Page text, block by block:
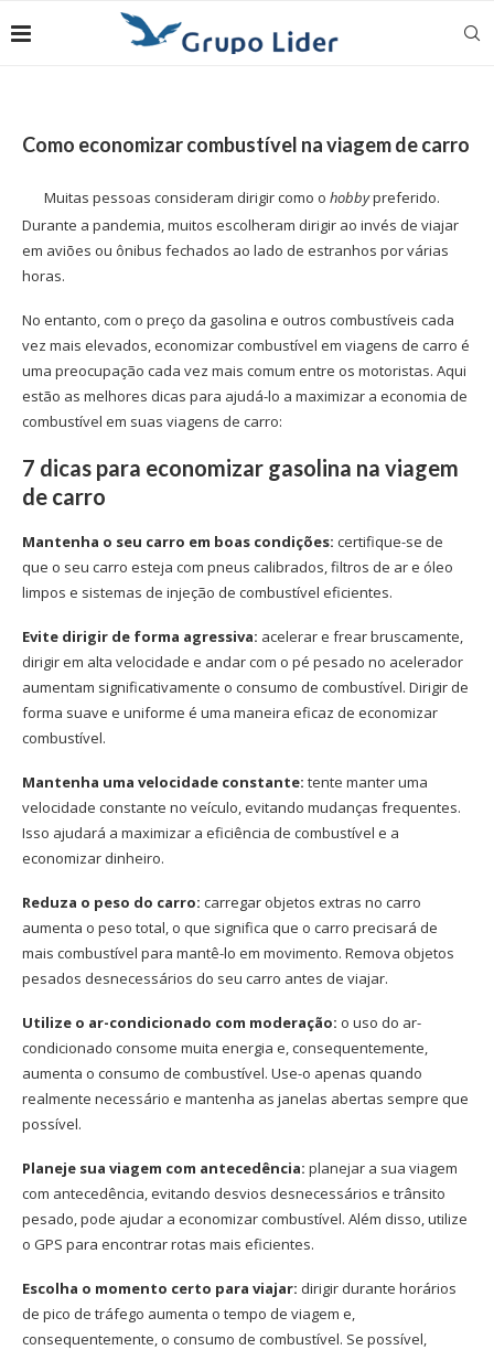
Como economizar combustível na viagem de carro
Muitas pessoas consideram dirigir como o hobbypreferido.
Durante a pandemia, muitos escolheram dirigir ao invés de viajar
em aviões ou ônibus fechados ao lado de estranhos por várias
horas.
No entanto, com o preço da gasolina e outros combustíveis cada
vez mais elevados, economizar combustível em viagens de carro é
uma preocupação cada vez mais comum entre os motoristas. Aqui
estão as melhores dicas para ajudá-lo a maximizar a economia de
combustível em suas viagens de carro:
7 dicas para economizar gasolina na viagem
de carro
Mantenha o seu carro em boas condições: certifique-se de
que o seu carro esteja com pneus calibrados, filtros de ar e óleo
limpos e sistemas de injeção de combustível eficientes.
Evite dirigir de forma agressiva: acelerar e frear bruscamente,
dirigir em alta velocidade e andar com o pé pesado no acelerador
aumentam significativamente o consumo de combustível. Dirigir de
forma suave e uniforme é uma maneira eficaz de economizar
combustível.
Mantenha uma velocidade constante: tente manter uma
velocidade constante no veículo, evitando mudanças frequentes.
Isso ajudará a maximizar a eficiência de combustível e a
economizar dinheiro.
Reduza o peso do carro: carregar objetos extras no carro
aumenta o peso total, o que significa que o carro precisará de
mais combustível para mantê-lo em movimento. Remova objetos
pesados desnecessários do seu carro antes de viajar.
Utilize o ar-condicionado com moderação: o uso do ar-
condicionado consome muita energia e, consequentemente,
aumenta o consumo de combustível. Use-o apenas quando
realmente necessário e mantenha as janelas abertas sempre que
possível.
Planeje sua viagem com antecedência: planejar a sua viagem
com antecedência, evitando desvios desnecessários e trânsito
pesado, pode ajudar a economizar combustível. Além disso, utilize
o GPS para encontrar rotas mais eficientes.
Escolha o momento certo para viajar: dirigir durante horários
de pico de tráfego aumenta o tempo de viagem e,
consequentemente, o consumo de combustível. Se possível,